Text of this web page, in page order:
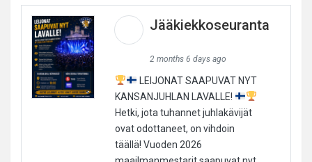
Jääkiekkoseuranta
2 months 6 days ago
LEIJONAT SAAPUVAT NYT
KANSANJUHLAN LAVALLE!
Hetki, jota tuhannet juhlakävijät
ovat odottaneet, on vihdoin
täällä! Vuoden 2026